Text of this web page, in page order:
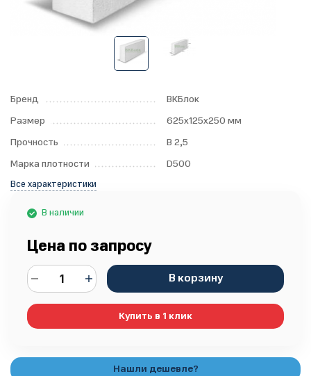
Бренд
ВКБлок
Размер
625x125x250 мм
Прочность
B 2,5
Марка плотности
D500
Все характеристики
В наличии
Цена по запросу
В корзину
Купить в 1 клик